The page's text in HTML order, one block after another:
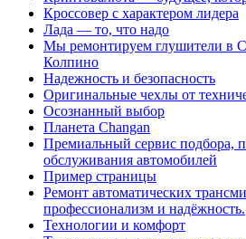
Кроссовер с характером лидера
Лада — то, что надо
Мы ремонтируем глушители в
Колпино
Надежность и безопасность
Оригинальные чехлы от
Осознанный выбор
Планета Changan
Премиальный сервис подбора,
обслуживания автомобилей
Пример страницы
Ремонт автоматических
профессионализм и надёжность.
Технологии и комфорт